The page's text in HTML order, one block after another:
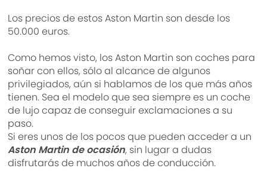
Los precios de estos Aston Martin son desde los
50.000 euros.
Como hemos visto, los Aston Martin son coches para
soñar con ellos, sólo al alcance de algunos
privilegiados, aún si hablamos de los que más años
tienen. Sea el modelo que sea siempre es un coche
de lujo capaz de conseguir exclamaciones a su
paso.
Si eres unos de los pocos que pueden acceder a un
Aston Martin de ocasión, sin lugar a dudas
disfrutarás de muchos años de conducción.